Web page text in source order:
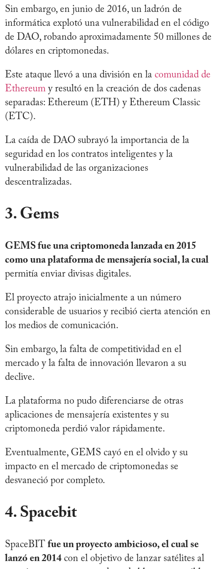
Sin embargo, en junio de 2016, un ladrón de
informática explotó una vulnerabilidad en el código
de DAO, robando aproximadamente 50 millones de
dólares en criptomonedas.
Este ataque llevó a una división en la comunidad de
Ethereum y resultó en la creación de dos cadenas
separadas: Ethereum (ETH) y Ethereum Classic
(ETC).
La caída de DAO subrayó la importancia de la
seguridad en los contratos inteligentes y la
vulnerabilidad de las organizaciones
descentralizadas.
3. Gems
GEMS fue una criptomoneda lanzada en 2015
como una plataforma de mensajería social, la cual
permitía enviar divisas digitales.
El proyecto atrajo inicialmente a un número
considerable de usuarios y recibió cierta atención en
los medios de comunicación.
Sin embargo, la falta de competitividad en el
mercado y la falta de innovación llevaron a su
declive.
La plataforma no pudo diferenciarse de otras
aplicaciones de mensajería existentes y su
criptomoneda perdió valor rápidamente.
Eventualmente, GEMS cayó en el olvido y su
impacto en el mercado de criptomonedas se
desvaneció por completo.
4. Spacebit
SpaceBIT fue un proyecto ambicioso, el cual se
lanzó en 2014 con el objetivo de lanzar satélites al